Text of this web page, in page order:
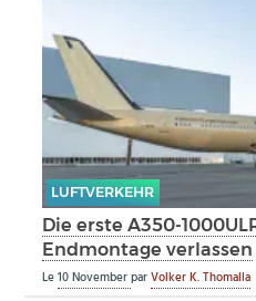
LUFTVERKEHR
Die erste A350-
Endmontage verlassen
Le10 NovemberparVolker K. Thomalla